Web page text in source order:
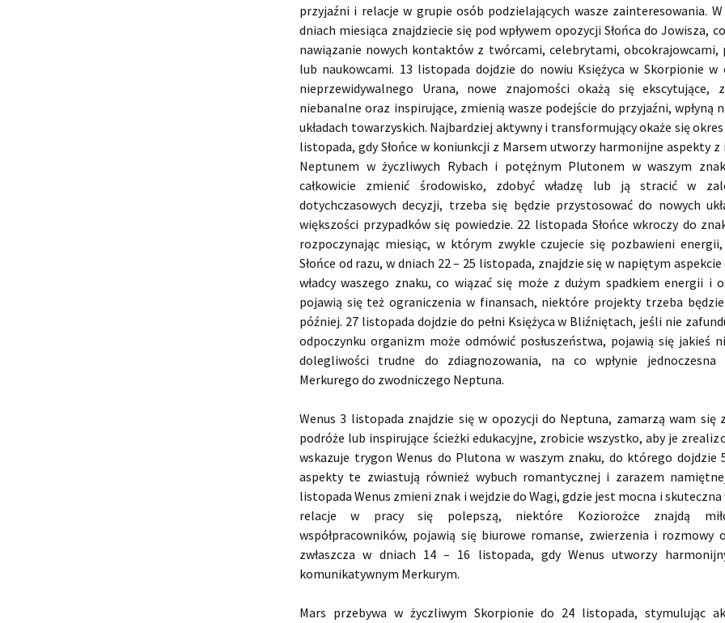
przyjaźni i relacje w grupie osób podzielających wasze zainteresowania.
dniach miesiąca znajdziecie się pod wpływem opozycji Słońca do Jowisza,
nawiązanie nowych kontaktów z twórcami, celebrytami, obcokrajowcami,
lub naukowcami. 13 listopada dojdzie do nowiu Księżyca w Skorpionie w
nieprzewidywalnego Urana, nowe znajomości okażą się ekscytujące,
niebanalne oraz inspirujące, zmienią wasze podejście do przyjaźni, wpłyną
układach towarzyskich. Najbardziej aktywny i transformujący okaże się okres
listopada, gdy Słońce w koniunkcji z Marsem utworzy harmonijne aspekty
Neptunem w życzliwych Rybach i potężnym Plutonem w waszym
całkowicie zmienić środowisko, zdobyć władzę lub ją stracić w
dotychczasowych decyzji, trzeba się będzie przystosować do nowych
większości przypadków się powiedzie. 22 listopada Słońce wkroczy do
rozpoczynając miesiąc, w którym zwykle czujecie się pozbawieni
Słońce od razu, w dniach 22 – 25 listopada, znajdzie się w napiętym
władcy waszego znaku, co wiązać się może z dużym spadkiem energii i
pojawią się też ograniczenia w finansach, niektóre projekty trzeba będzie
później. 27 listopada dojdzie do pełni Księżyca w Bliźniętach, jeśli nie
odpoczynku organizm może odmówić posłuszeństwa, pojawią się jakieś
dolegliwości trudne do zdiagnozowania, na co wpłynie jednoczesna
Merkurego do zwodniczego Neptuna.
Wenus 3 listopada znajdzie się w opozycji do Neptuna, zamarzą wam się
podróże lub inspirujące ścieżki edukacyjne, zrobicie wszystko, aby je
wskazuje trygon Wenus do Plutona w waszym znaku, do którego dojdzie
aspekty te zwiastują również wybuch romantycznej i zarazem
listopada Wenus zmieni znak i wejdzie do Wagi, gdzie jest mocna i skuteczna
relacje w pracy się polepszą, niektóre Koziorożce znajdą
współpracowników, pojawią się biurowe romanse, zwierzenia i rozmowy
zwłaszcza w dniach 14 – 16 listopada, gdy Wenus utworzy
komunikatywnym Merkurym.
Mars przebywa w życzliwym Skorpionie do 24 listopada, stymulując